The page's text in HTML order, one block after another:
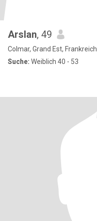
Arslan, 49
Colmar, Grand Est, Frankreich
Suche: Weiblich 40 - 53